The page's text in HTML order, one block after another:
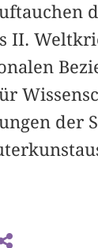
II.
der